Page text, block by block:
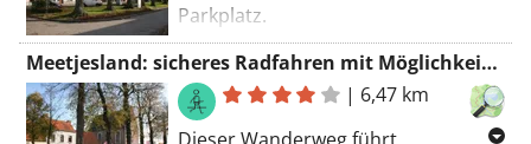
Parkplatz.
Die weißen und roten Markierungen
entlang dieses Weges zeigen an,
dass Ihre Route mit den
wunderschönen Fernwanderwegen
Meetjesland: sicheres Radfahren mit Möglichkeiten für Spaziergänge
| 6,47 km